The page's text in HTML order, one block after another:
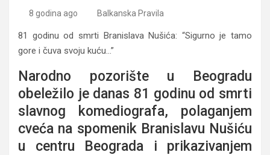
8 godina ago Balkanska Pravila
81 godinu od smrti Branislava Nušića: “Sigurno je tamo
gore i čuva svoju kuću…”
Narodno pozorište u Beogradu
obeležilo je danas 81 godinu od smrti
slavnog komediografa, polaganjem
cveća na spomenik Branislavu Nušiću
u centru Beograda i prikazivanjem